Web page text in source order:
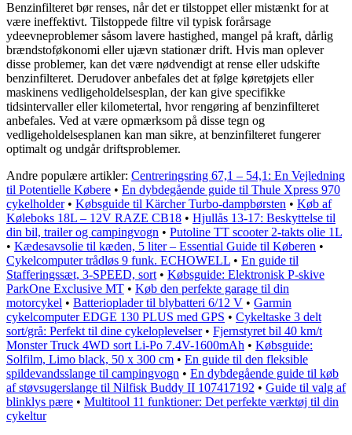
Benzinfilteret bør renses, når det er tilstoppet eller mistænkt for at
være ineffektivt. Tilstoppede filtre vil typisk forårsage
ydeevneproblemer såsom lavere hastighed, mangel på kraft, dårlig
brændstoføkonomi eller ujævn stationær drift. Hvis man oplever
disse problemer, kan det være nødvendigt at rense eller udskifte
benzinfilteret. Derudover anbefales det at følge køretøjets eller
maskinens vedligeholdelsesplan, der kan give specifikke
tidsintervaller eller kilometertal, hvor rengøring af benzinfilteret
anbefales. Ved at være opmærksom på disse tegn og
vedligeholdelsesplanen kan man sikre, at benzinfilteret fungerer
optimalt og undgår driftsproblemer.
Andre populære artikler: Centreringsring 67,1 – 54,1: En Vejledning
til Potentielle Købere • En dybdegående guide til Thule Xpress 970
cykelholder• Købsguide til Kärcher Turbo-dampbørsten • Køb af
Køleboks 18L – 12V RAZE CB18 • Hjullås 13-17: Beskyttelse til
din bil, trailer og campingvogn • Putoline TT scooter 2-takts olie 1L
• Kædesavsolie til kæden, 5 liter – Essential Guide til Køberen •
Cykelcomputer trådløs 9 funk. ECHOWELL • En guide til
Stafferingssæt, 3-SPEED, sort • Købsguide: Elektronisk P-skive
ParkOne Exclusive MT • Køb den perfekte garage til din
motorcykel • Batterioplader til blybatteri 6/12 V • Garmin
cykelcomputer EDGE 130 PLUS med GPS • Cykeltaske 3 delt
sort/grå: Perfekt til dine cykeloplevelser• Fjernstyret bil 40 km/t
Monster Truck 4WD sort Li-Po 7.4V-1600mAh • Købsguide:
Solfilm, Limo black, 50 x 300 cm • En guide til den fleksible
spildevandsslange til campingvogn • En dybdegående guide til køb
af støvsugerslange til Nilfisk Buddy II 107417192 • Guide til valg af
blinklys pære • Multitool 11 funktioner: Det perfekte værktøj til din
cykeltur